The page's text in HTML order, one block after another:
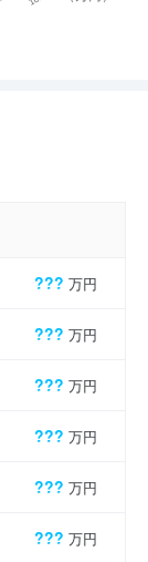
??? 万円
??? 万円
??? 万円
??? 万円
??? 万円
??? 万円